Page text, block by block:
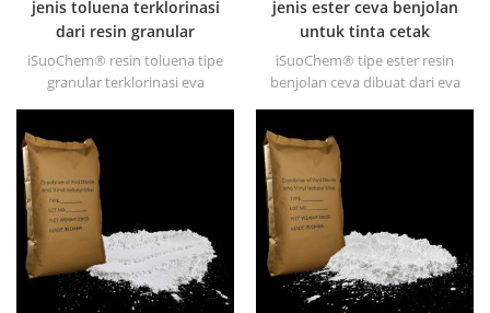
jenis toluena terklorinasi
dari resin granular
iSuoChem® resin toluena tipe
granular terklorinasi eva
dalam pelarut organik seperti
toluena, ester, dll.
jenis ester ceva benjolan
untuk tinta cetak
iSuoChem® tipe ester resin
benjolan ceva dibuat dari eva
organik seperti toluena, ester,